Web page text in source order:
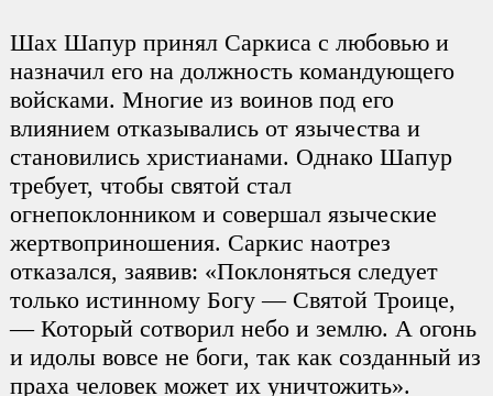
Шах Шапур принял Саркиса с любовью и
назначил его на должность командующего
войсками. Многие из воинов под его
влиянием отказывались от язычества и
становились христианами. Однако Шапур
требует, чтобы святой стал
огнепоклонником и совершал языческие
жертвоприношения. Саркис наотрез
отказался, заявив: «Поклоняться следует
только истинному Богу — Святой Троице,
— Который сотворил небо и землю. А огонь
и идолы вовсе не боги, так как созданный из
праха человек может их уничтожить».